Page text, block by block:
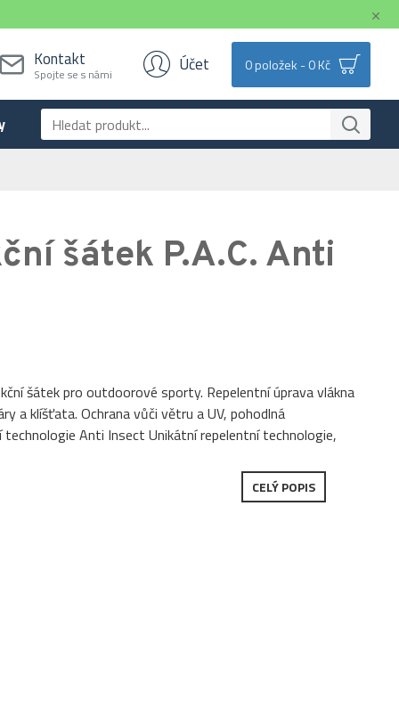
Kontakt
Spojte se s námi Účet 0 položek - 0 Kč
šátek P.A.C. Anti
šátek pro outdoorové sporty. Repelentní úprava vlákna
a klíšťata. Ochrana vůči větru a UV, pohodlná
Anti Insect Unikátní repelentní technologie,
CELÝ POPIS